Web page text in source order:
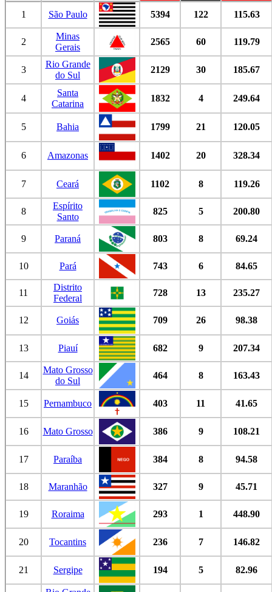
1 São Paulo 5394 122 115.63
2
Minas
Gerais
2565 60 119.79
3
Rio Grande
do Sul
2129 30 185.67
4
Santa
Catarina
1832 4 249.64
5 Bahia 1799 21 120.05
6 Amazonas 1402 20 328.34
7 Ceará 1102 8 119.26
8
Espírito
Santo
825 5 200.80
9 Paraná 803 8 69.24
10 Pará 743 6 84.65
11
Distrito
Federal
728 13 235.27
12 Goiás 709 26 98.38
13 Piauí 682 9 207.34
14
Mato Grosso
do Sul
464 8 163.43
15 Pernambuco 403 11 41.65
16 Mato Grosso 386 9 108.21
17 Paraíba 384 8 94.58
18 Maranhão 327 9 45.71
19 Roraima 293 1 448.90
20 Tocantins 236 7 146.82
21 Sergipe 194 5 82.96